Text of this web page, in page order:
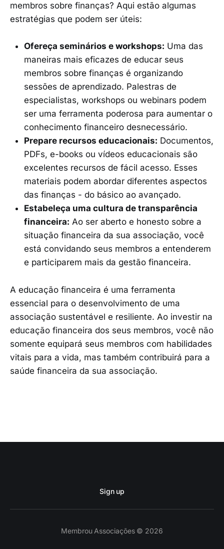
membros sobre finanças? Aqui estão algumas
estratégias que podem ser úteis:
Ofereça seminários e workshops: Uma das
maneiras mais eficazes de educar seus
membros sobre finanças é organizando
sessões de aprendizado. Palestras de
especialistas, workshops ou webinars podem
ser uma ferramenta poderosa para aumentar o
conhecimento financeiro desnecessário.
Prepare recursos educacionais: Documentos,
PDFs, e-books ou vídeos educacionais são
excelentes recursos de fácil acesso. Esses
materiais podem abordar diferentes aspectos
das finanças - do básico ao avançado.
Estabeleça uma cultura de transparência
financeira: Ao ser aberto e honesto sobre a
situação financeira da sua associação, você
está convidando seus membros a entenderem
e participarem mais da gestão financeira.
A educação financeira é uma ferramenta
essencial para o desenvolvimento de uma
associação sustentável e resiliente. Ao investir na
educação financeira dos seus membros, você não
somente equipará seus membros com habilidades
vitais para a vida, mas também contribuirá para a
saúde financeira da sua associação.
Sign up
Membrou Associações © 2026